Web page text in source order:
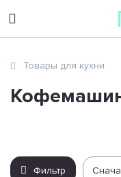
sales@dimoll.ru
Товары для кухни
Фильтр